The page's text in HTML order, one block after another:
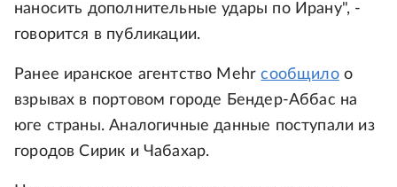
наносить дополнительные удары по Ирану", -
говорится в публикации.
Ранее иранское агентство Mehrсообщилоо
взрывах в портовом городе Бендер-Аббас на
юге страны. Аналогичные данные поступали из
городов Сирик и Чабахар.